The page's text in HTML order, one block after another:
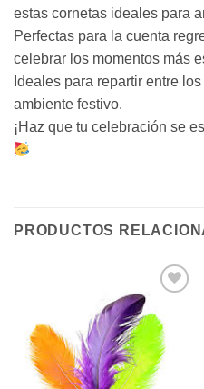
estas cornetas ideales para
Perfectas para la cuenta
celebrar los momentos más
Ideales para repartir entre
ambiente festivo.
¡Haz que tu celebración se
PRODUCTOS
a la
lista de
deseos